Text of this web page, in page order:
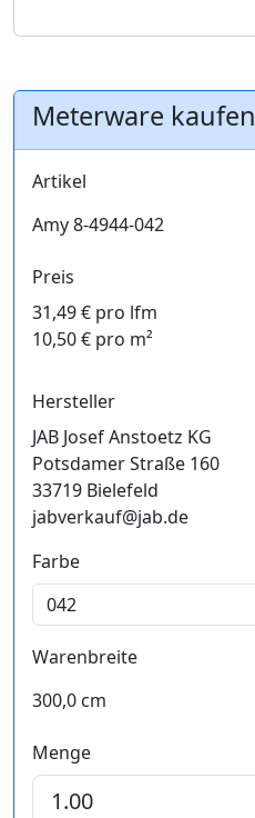
Meterware kaufen
Artikel
Amy 8-4944-042
Preis
31,49 € pro lfm
10,50 € pro m²
Hersteller
JAB Josef Anstoetz KG
Potsdamer Straße 160
33719 Bielefeld
jabverkauf@jab.de
Farbe
Warenbreite
300,0 cm
Menge